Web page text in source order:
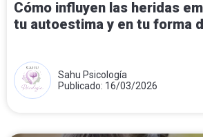
Cómo influyen las heridas
tu autoestima y en tu forma
Sahu Psicología
Publicado: 16/03/2026